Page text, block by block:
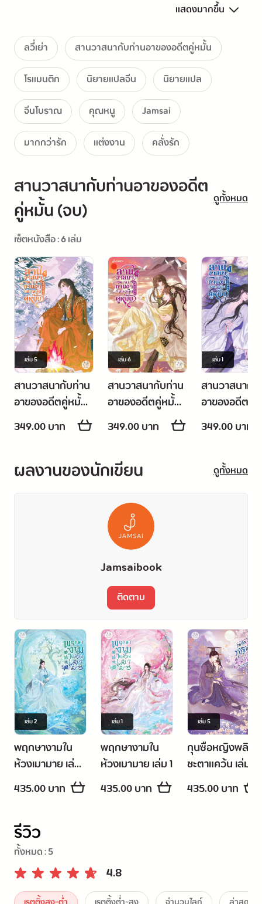
อีกทั้งนางยังต้องรับมือกับความริษยาของสตรีที่ยินดีใน
คราวเคราะห์ของผู้อื่น
ใช้โอกาสยามนางหน้าตาอัปลักษณ์นี้มาทำร้ายกัน
เมื่อกู้เจี้ยนหลีต้องพบเจอกับความยุ่งยากลำบาก
‘ท่านอาคนดี’ อย่าง ‘จีอู๋จิ้ง’ จะยอมอยู่เฉยได้อย่างไร
ใครขวางหูขวางตานาง เขาก็จะกำจัดให้สิ้นในคราวเดียว!
แสดงมากขึ้น
ลวี่เย่า
สานวาสนากับท่านอาของอดีตคู่หมั้น
โรแมนติก
นิยายแปลจีน
นิยายแปล
จีนโบราณ
คุณหนู
Jamsai
มากกว่ารัก
แต่งงาน คลั่งรัก
สานวาสนากับท่านอาของอดีต
คู่หมั้น (จบ) ดูทั้งหมด
เซ็ตหนังสือ : 6 เล่ม
เล่ม5
สานวาสนากับท่าน
อาของอดีตคู่หมั้น
เล่ม 5
349.00 บาท
เล่ม6
สานวาสนากับท่าน
อาของอดีตคู่หมั้น
เล่ม 6 (เล่มจบ)
349.00 บาท
เล่ม1
สานวาสนากั
อาของอดีตคู่
เล่ม 1
349.00 บาท
ผลงานของนักเขียน ดูทั้งหมด
Jamsaibook
ติดตาม
เล่ม2
พฤกษางามใน
ห้วงเมามาย เล่ม
2
435.00 บาท
เล่ม1
พฤกษางามใน
ห้วงเมามาย เล่ม 1
435.00 บาท
เล่ม5
กุนซือหญิงพลิก
ชะตาแคว้น เล่ม 5
(เล่มจบ)
435.00 บาท
รีวิว
ทั้งหมด :5
4.8